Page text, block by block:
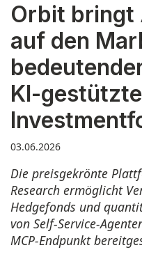
Orbit bringt
auf den
KI-gestützte
03.06.2026
Die preisgekrönte
Research ermöglicht
Hedgefonds und
von Self-Service-
MCP-Endpunkt